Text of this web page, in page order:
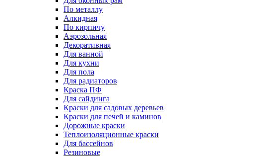
По металлу
Алкидная
По кирпичу
Аэрозольная
Декоративная
Для ванной
Для кухни
Для пола
Для радиаторов
Краска ПФ
Для сайдинга
Краски для садовых деревьев
Краски для печей и каминов
Дорожные краски
Теплоизоляционные краски
Для бассейнов
Резиновые